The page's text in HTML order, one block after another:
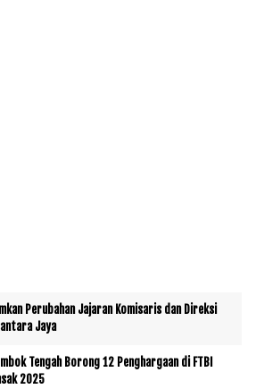
Perubahan Jajaran Komisaris dan Direksi
Jaya
Tengah Borong 12 Penghargaan di FTBI
2025